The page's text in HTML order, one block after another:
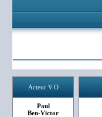
Acteur V.O
Paul
Ben-Victor